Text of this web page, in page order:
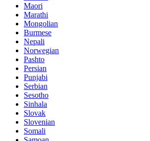
Maori
Marathi
Mongolian
Burmese
Nepali
Norwegian
Pashto
Persian
Punjabi
Serbian
Sesotho
Sinhala
Slovak
Slovenian
Somali